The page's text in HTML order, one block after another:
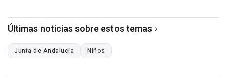
Últimas noticias sobre estos temas
Junta de Andalucía Niños